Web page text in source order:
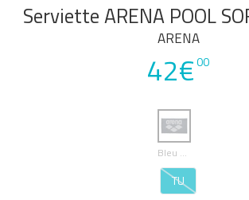
Serviette ARENA POOL
ARENA
42€00
Bleu Marine
TU